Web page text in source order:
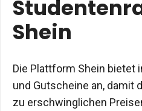
Shein
Die Plattform Shein bietet
und Gutscheine an, damit
zu erschwinglichen